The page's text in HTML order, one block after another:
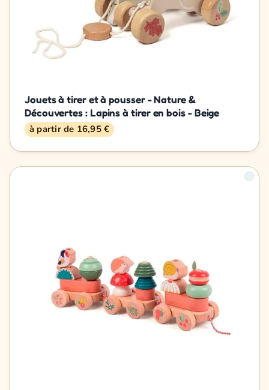
Jouets à tirer et à pousser - Nature &
Découvertes : Lapins à tirer en bois - Beige
à partir de 16,95 €